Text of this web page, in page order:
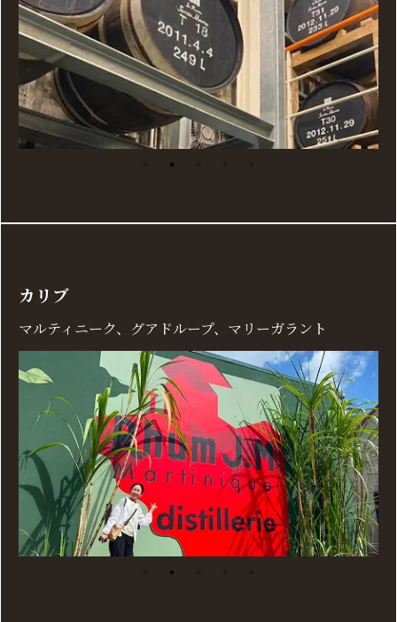
カリブ
マルティニーク、グアドループ、マリーガラント